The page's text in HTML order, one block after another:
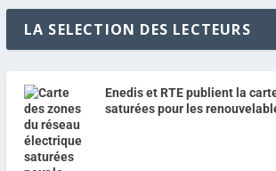
LA SELECTION DES LECTEURS
Enedis et RTE publient la
saturées pour les